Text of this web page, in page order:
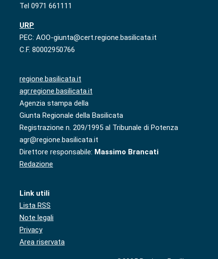
Tel 0971 661111
URP
PEC: AOO-giunta@cert.regione.basilicata.it
C.F. 80002950766
regione.basilicata.it
agr.regione.basilicata.it
Agenzia stampa della
Giunta Regionale della Basilicata
Registrazione n. 209/1995 al Tribunale di Potenza
agr@regione.basilicata.it
Direttore responsabile: Massimo Brancati
Redazione
Link utili
Lista RSS
Note legali
Privacy
Area riservata